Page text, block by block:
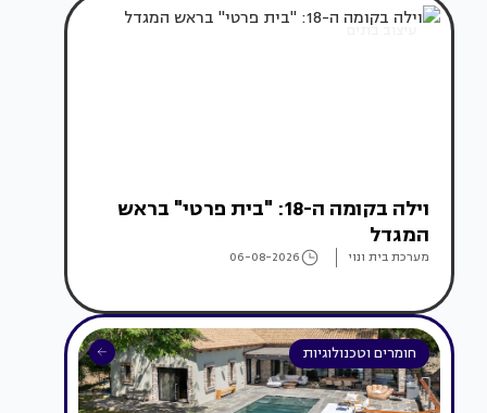
עיצוב בתים
וילה בקומה ה-18: "בית פרטי" בראש
המגדל
מערכת בית ונוי 06-08-2026
חומרים וטכנולוגיות